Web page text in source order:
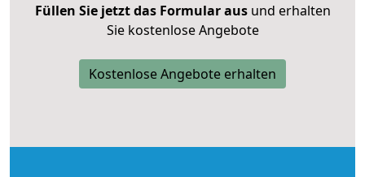
Füllen Sie jetzt das Formular ausund erhalten
Sie kostenlose Angebote
Kostenlose Angebote erhalten